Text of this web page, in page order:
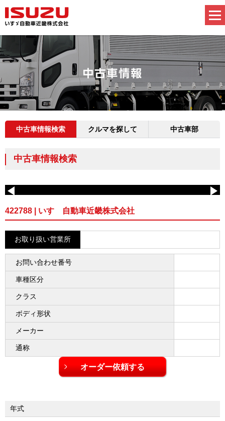
中古車情報検索 クルマを探して 中古車部
中古車情報検索
422788 | いすゞ自動車近畿株式会社
お取り扱い営業所
お問い合わせ番号
車種区分
クラス
ボディ形状
メーカー
通称
年式